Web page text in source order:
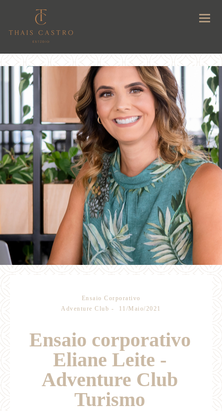
Ensaio Corporativo
Adventure Club
11/Maio/2021
Ensaio corporativo
Eliane Leite -
Adventure Club
Turismo